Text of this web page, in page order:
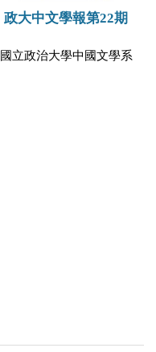
政大中文學報第22期
國立政治大學中國文學系